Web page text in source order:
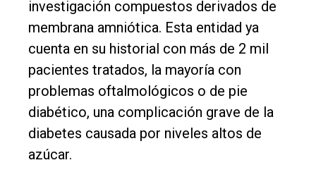
investigación compuestos derivados de
membrana amniótica. Esta entidad ya
cuenta en su historial con más de 2 mil
pacientes tratados, la mayoría con
problemas oftalmológicos o de pie
diabético, una complicación grave de la
diabetes causada por niveles altos de
azúcar.